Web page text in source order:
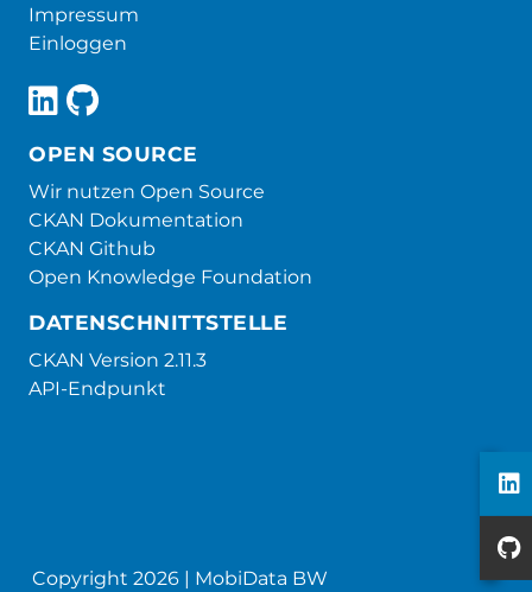
Impressum
Einloggen
OPEN SOURCE
Wir nutzen Open Source
CKAN Dokumentation
CKAN Github
Open Knowledge Foundation
DATENSCHNITTSTELLE
CKAN Version 2.11.3
API-Endpunkt
Copyright 2026 | MobiData BW